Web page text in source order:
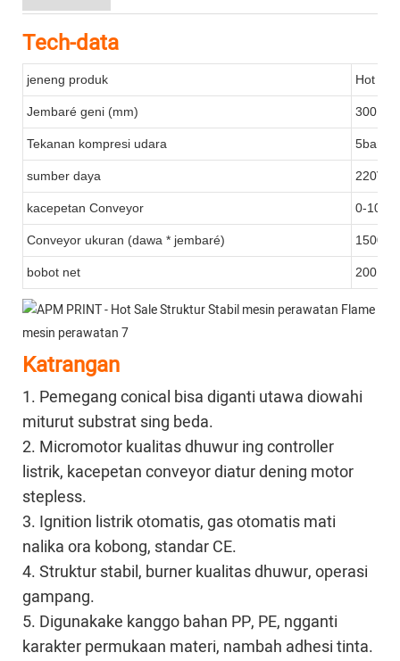
Tech-data
jeneng produk Hot
Jembaré geni (mm) 300
Tekanan kompresi udara 5bar
sumber daya 220V/
kacepetan Conveyor 0-10m
Conveyor ukuran (dawa * jembaré) 1500 ×
bobot net 200KG
Katrangan
1. Pemegang conical bisa diganti utawa diowahi
miturut substrat sing beda.
2. Micromotor kualitas dhuwur ing controller
listrik, kacepetan conveyor diatur dening motor
stepless.
3. Ignition listrik otomatis, gas otomatis mati
nalika ora kobong, standar CE.
4. Struktur stabil, burner kualitas dhuwur, operasi
gampang.
5. Digunakake kanggo bahan PP, PE, ngganti
karakter permukaan materi, nambah adhesi tinta.